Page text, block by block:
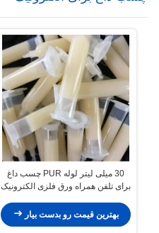
30 میلی لیتر لوله PUR چسب داغ
برای تلفن همراه ورق فلزی الکترونیک
بهترین قیمت رو بدست بیار